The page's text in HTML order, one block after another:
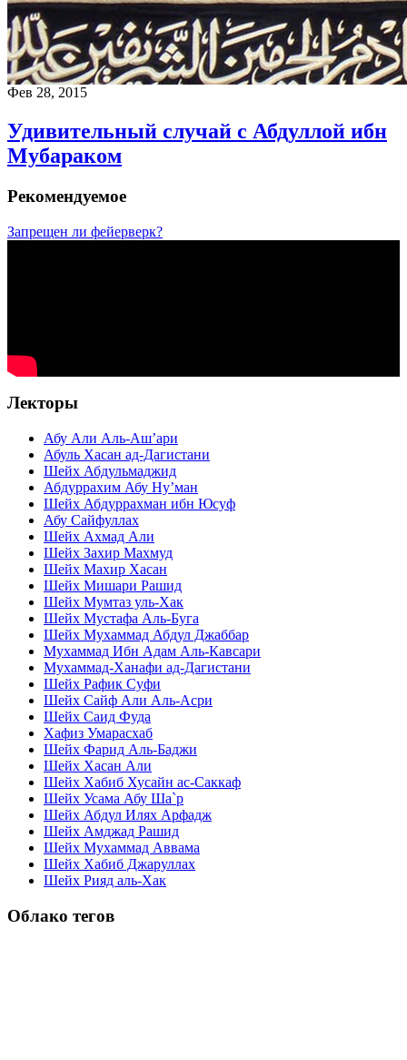
Фев 28, 2015
Удивительный случай с Абдуллой ибн
Мубараком
Рекомендуемое
Запрещен ли фейерверк?
Лекторы
Абу Али Аль-Аш’ари
Абуль Хасан ад-Дагистани
Шейх Абдульмаджид
Абдуррахим Абу Ну’ман
Шейх Абдуррахман ибн Юсуф
Абу Сайфуллах
Шейх Ахмад Али
Шейх Захир Махмуд
Шейх Махир Хасан
Шейх Мишари Рашид
Шейх Мумтаз уль-Хак
Шейх Мустафа Аль-Буга
Шейх Мухаммад Абдул Джаббар
Мухаммад Ибн Адам Аль-Кавсари
Мухаммад-Ханафи ад-Дагистани
Шейх Рафик Суфи
Шейх Сайф Али Аль-Асри
Шейх Саид Фуда
Хафиз Умарасхаб
Шейх Фарид Аль-Баджи
Шейх Хасан Али
Шейх Хабиб Хусайн ас-Саккаф
Шейх Усама Абу Ша`р
Шейх Абдул Илях Арфадж
Шейх Амджад Рашид
Шейх Мухаммад Аввама
Шейх Хабиб Джаруллах
Шейх Рияд аль-Хак
Облако тегов